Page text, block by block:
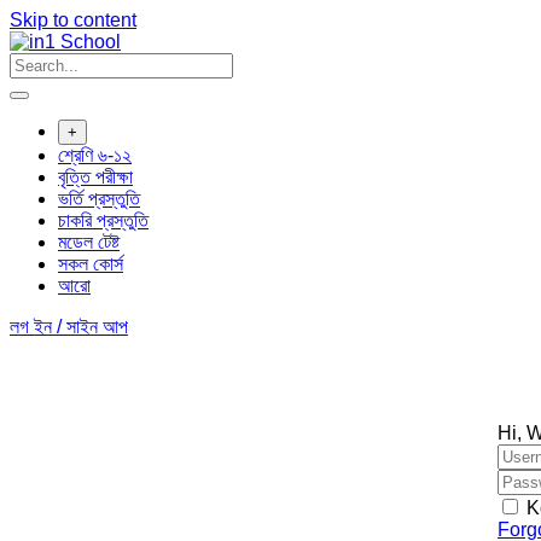
Skip to content
+
শ্রেণি ৬-১২
বৃত্তি পরীক্ষা
ভর্তি প্রস্তুতি
চাকরি প্রস্তুতি
মডেল টেষ্ট
সকল কোর্স
আরো
লগ ইন / সাইন আপ
Hi,